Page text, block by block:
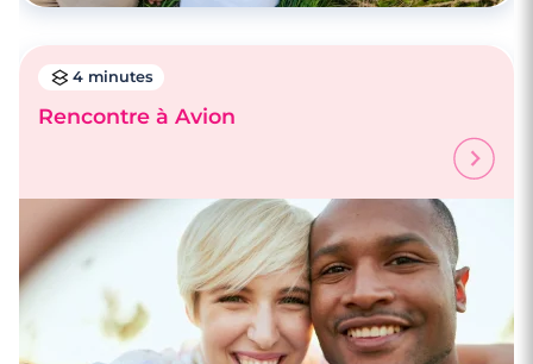
4 minutes
Rencontre à Avion